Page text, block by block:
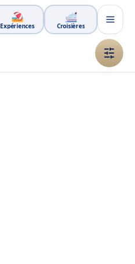
Expériences Croisières